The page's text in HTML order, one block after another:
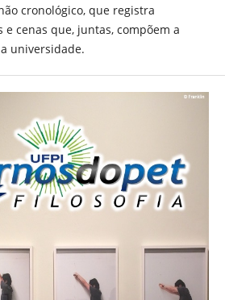
cronológico, que registra
e cenas que, juntas, compõem a
universidade.